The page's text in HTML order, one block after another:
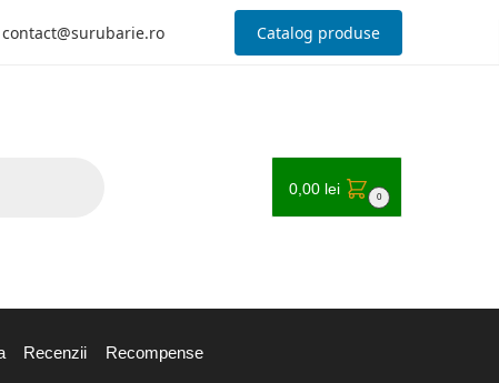
contact@surubarie.ro Catalog produse
0,00 lei 0
Recenzii Recompense